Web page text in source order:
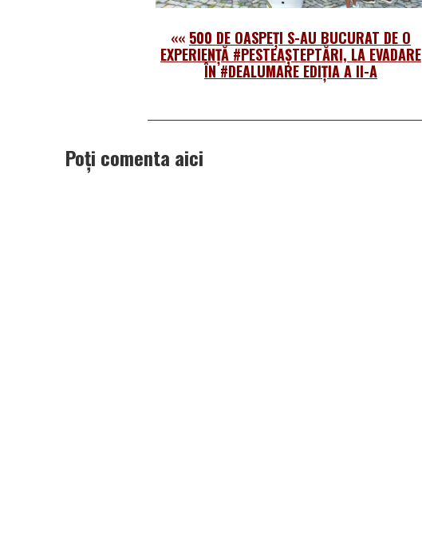
«« 500 DE OASPEȚI S-AU BUCURAT DE O
EXPERIENȚĂ #PESTEAŞTEPTĂRI, LA EVADARE
ÎN #DEALUMARE EDIȚIA A II-A
Poți comenta aici